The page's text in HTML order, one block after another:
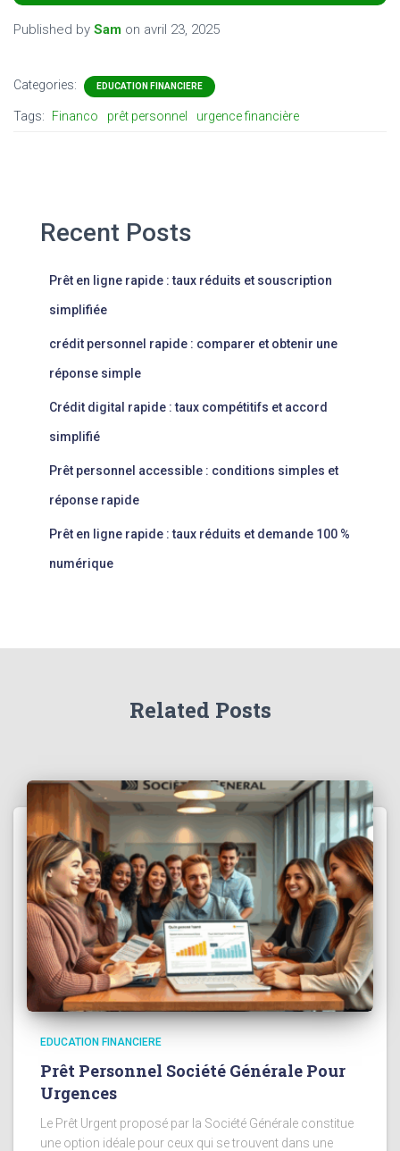
Published by Sam on avril 23, 2025
Categories: EDUCATION FINANCIERE
Tags: Financo prêt personnel urgence financière
Recent Posts
Prêt en ligne rapide : taux réduits et souscription
simplifiée
crédit personnel rapide : comparer et obtenir une
réponse simple
Crédit digital rapide : taux compétitifs et accord
simplifié
Prêt personnel accessible : conditions simples et
réponse rapide
Prêt en ligne rapide : taux réduits et demande 100 %
numérique
Related Posts
EDUCATION FINANCIERE
Prêt Personnel Société Générale Pour
Urgences
Le Prêt Urgent proposé par la Société Générale constitue
une option idéale pour ceux qui se trouvent dans une